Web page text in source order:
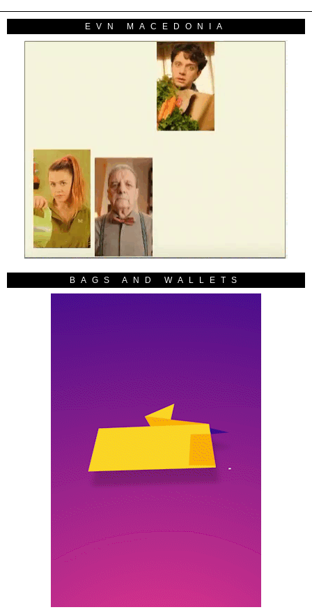
EVN MACEDONIA
BAGS AND WALLETS